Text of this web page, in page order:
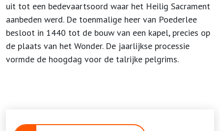
uit tot een bedevaartsoord waar het Heilig Sacrament
aanbeden werd. De toenmalige heer van Poederlee
besloot in 1440 tot de bouw van een kapel, precies op
de plaats van het Wonder. De jaarlijkse processie
vormde de hoogdag voor de talrijke pelgrims.